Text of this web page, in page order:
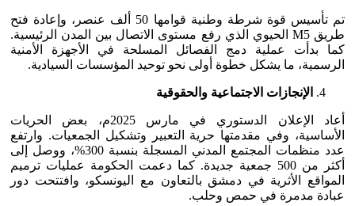
تم تأسيس قوة شرطة وطنية قوامها 50 ألف عنصر، وإعادة فتح
طريق M5 الحيوي الذي رفع مستوى الاتصال بين المدن الرئيسية.
كما بدأت عملية دمج الفصائل المسلحة في الأجهزة الأمنية
الرسمية، ما يشكل خطوة أولى نحو توحيد المؤسسات السيادية.
الإنجازات الاجتماعية والحقوقية
أعاد الإعلان الدستوري في مارس 2025م، بعض الحريات
الأساسية، وفي مقدمتها حرية التعبير وتشكيل الجمعيات. وارتفع
عدد منظمات المجتمع المدني المسجلة بنسبة 300%، ووصل إلى
أكثر من 500 جمعية جديدة. كما دعمت الحكومة عمليات ترميم
المواقع الأثرية في دمشق بالتعاون مع اليونسكو، وافتتحت دور
عبادة مدمرة في حمص وحلب.